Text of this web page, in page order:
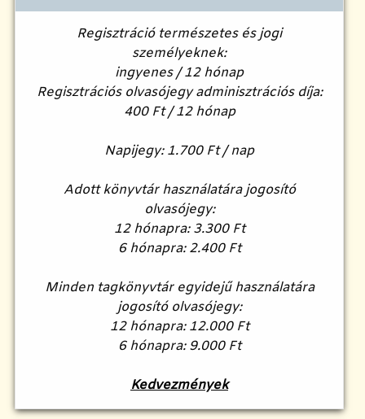
Regisztráció természetes és jogi
személyeknek:
ingyenes / 12 hónap
Regisztrációs olvasójegy adminisztrációs díja:
400 Ft / 12 hónap
Napijegy: 1.700 Ft / nap
Adott könyvtár használatára jogosító
olvasójegy:
12 hónapra: 3.300 Ft
6 hónapra: 2.400 Ft
Minden tagkönyvtár egyidejű használatára
jogosító olvasójegy:
12 hónapra: 12.000 Ft
6 hónapra: 9.000 Ft
Kedvezmények